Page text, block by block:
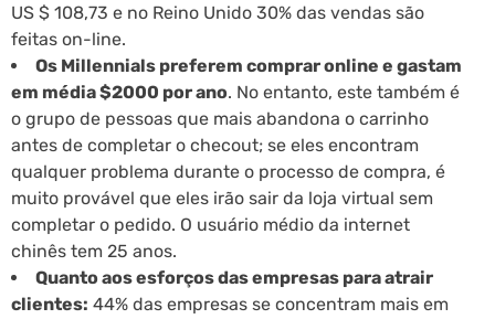
US $ 108,73 e no Reino Unido 30% das vendas são
feitas on-line.
Os Millennials preferem comprar online e gastam
em média $2000 por ano. No entanto, este também é
o grupo de pessoas que mais abandona o carrinho
antes de completar o checout; se eles encontram
qualquer problema durante o processo de compra, é
muito provável que eles irão sair da loja virtual sem
completar o pedido. O usuário médio da internet
chinês tem 25 anos.
Quanto aos esforços das empresas para atrair
clientes: 44% das empresas se concentram mais em